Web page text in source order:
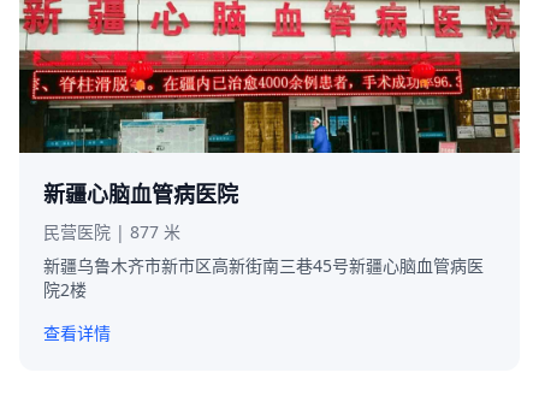
新疆心脑血管病医院
民营医院 | 877 米
新疆乌鲁木齐市新市区高新街南三巷45号新疆心脑血管病医
院2楼
查看详情